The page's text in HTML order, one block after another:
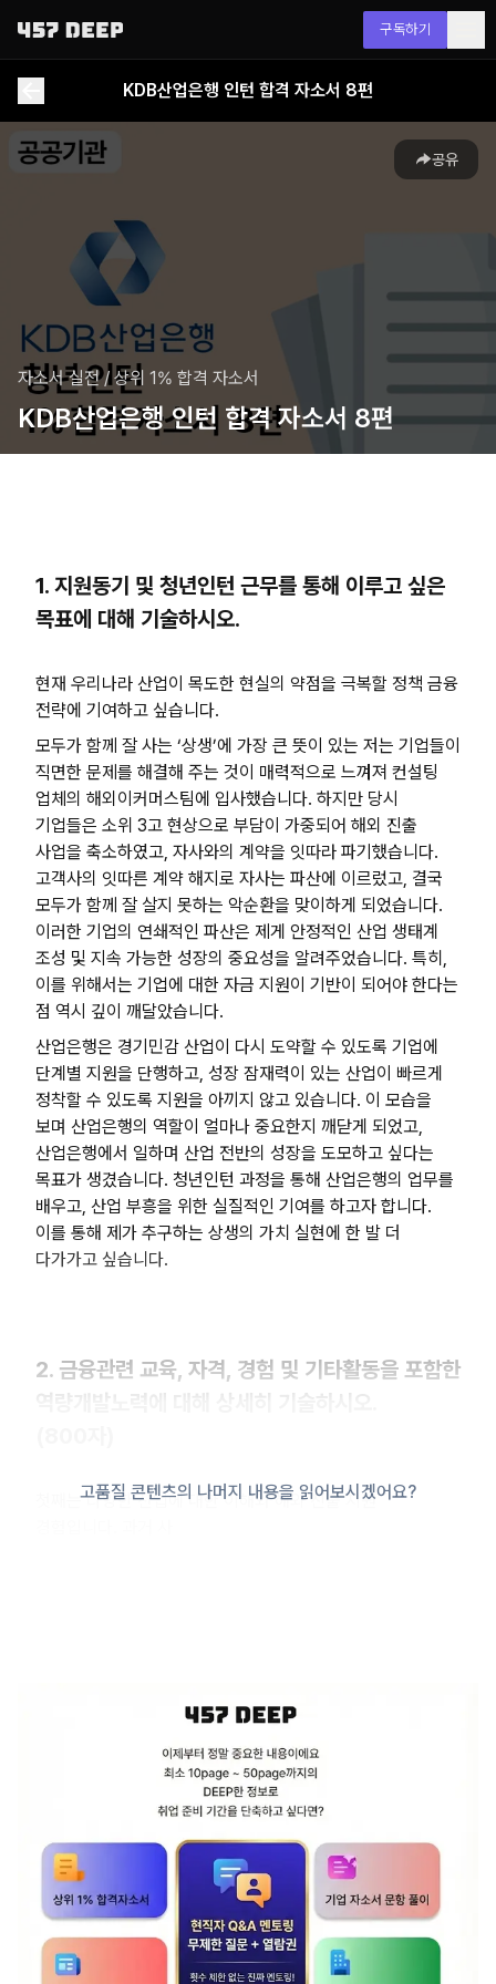
구독하기
KDB산업은행 인턴 합격 자소서 8편
공유
자소서 실전/ 상위 1% 합격 자소서
KDB산업은행 인턴 합격 자소서 8편
1. 지원동기 및 청년인턴 근무를 통해 이루고 싶은
목표에 대해 기술하시오.
현재 우리나라 산업이 목도한 현실의 약점을 극복할 정책 금융
전략에 기여하고 싶습니다.
모두가 함께 잘 사는 ‘상생’에 가장 큰 뜻이 있는 저는 기업들이
직면한 문제를 해결해 주는 것이 매력적으로 느껴져 컨설팅
업체의 해외이커머스팀에 입사했습니다. 하지만 당시
기업들은 소위 3고 현상으로 부담이 가중되어 해외 진출
사업을 축소하였고, 자사와의 계약을 잇따라 파기했습니다.
고객사의 잇따른 계약 해지로 자사는 파산에 이르렀고, 결국
모두가 함께 잘 살지 못하는 악순환을 맞이하게 되었습니다.
이러한 기업의 연쇄적인 파산은 제게 안정적인 산업 생태계
조성 및 지속 가능한 성장의 중요성을 알려주었습니다. 특히,
이를 위해서는 기업에 대한 자금 지원이 기반이 되어야 한다는
점 역시 깊이 깨달았습니다.
산업은행은 경기민감 산업이 다시 도약할 수 있도록 기업에
단계별 지원을 단행하고, 성장 잠재력이 있는 산업이 빠르게
정착할 수 있도록 지원을 아끼지 않고 있습니다. 이 모습을
보며 산업은행의 역할이 얼마나 중요한지 깨닫게 되었고,
산업은행에서 일하며 산업 전반의 성장을 도모하고 싶다는
목표가 생겼습니다. 청년인턴 과정을 통해 산업은행의 업무를
배우고, 산업 부흥을 위한 실질적인 기여를 하고자 합니다.
이를 통해 제가 추구하는 상생의 가치 실현에 한 발 더
다가가고 싶습니다.
2. 금융관련 교육, 자격, 경험 및 기타활동을 포함한
역량개발노력에 대해 상세히 기술하시오.
첫째는 다양한 산업에 대한 이해와 해외 진출 지원
고품질 콘텐츠의 나머지 내용을 읽어보시겠어요?